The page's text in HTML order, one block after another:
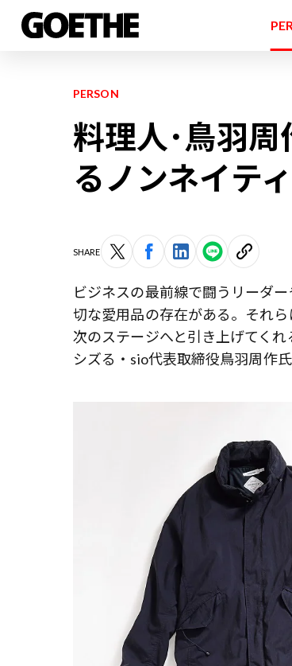
PERSON
料理人･鳥羽
るノンネイテ
SHARE
ビジネスの最前線で闘うリーダ
切な愛用品の存在がある。それ
次のステージへと引き上げてく
シズる・sio代表取締役鳥羽周作